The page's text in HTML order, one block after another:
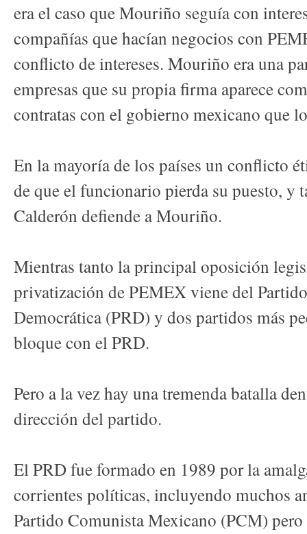
era el caso que Mouriño seguía con
compañías que hacían negocios con
conflicto de intereses. Mouriño era una
empresas que su propia firma aparece
contratas con el gobierno mexicano que
En la mayoría de los países un conflicto
de que el funcionario pierda su puesto, y
Calderón defiende a Mouriño.
Mientras tanto la principal oposición
privatización de PEMEX viene del
Democrática (PRD) y dos partidos más
bloque con el PRD.
Pero a la vez hay una tremenda batalla
dirección del partido.
El PRD fue formado en 1989 por la
corrientes políticas, incluyendo muchos
Partido Comunista Mexicano (PCM)